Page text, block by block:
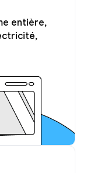
entière,